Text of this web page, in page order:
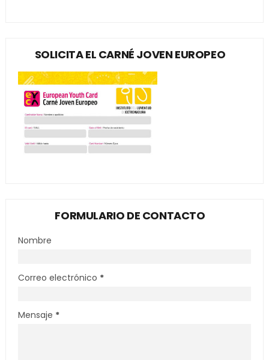
SOLICITA EL CARNÉ JOVEN EUROPEO
FORMULARIO DE CONTACTO
Nombre
Correo electrónico *
Mensaje *